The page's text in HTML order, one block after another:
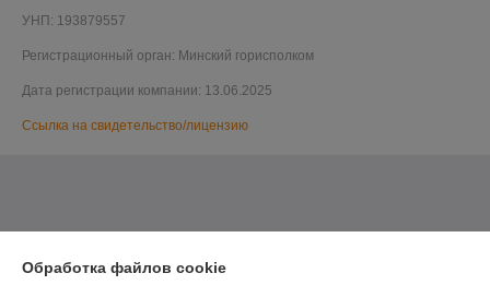
УНП: 193879557
Регистрационный орган: Минский горисполком
Дата регистрации компании: 13.06.2025
Ссылка на свидетельство/лицензию
Обработка файлов cookie